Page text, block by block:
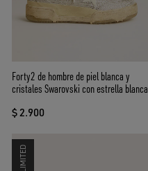
Forty2 de hombre de piel blanca y
cristales Swarovski con estrella blanca
$ 2.900
LIMITED